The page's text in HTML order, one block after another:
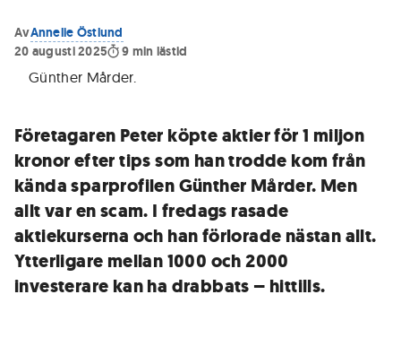
AvAnnelie Östlund
20 augusti 2025
9 min lästid
Günther Mårder.
Företagaren Peter köpte aktier för 1 miljon
kronor efter tips som han trodde kom från
kända sparprofilen Günther Mårder. Men
allt var en scam. I fredags rasade
aktiekurserna och han förlorade nästan allt.
Ytterligare mellan 1000 och 2000
investerare kan ha drabbats – hittills.